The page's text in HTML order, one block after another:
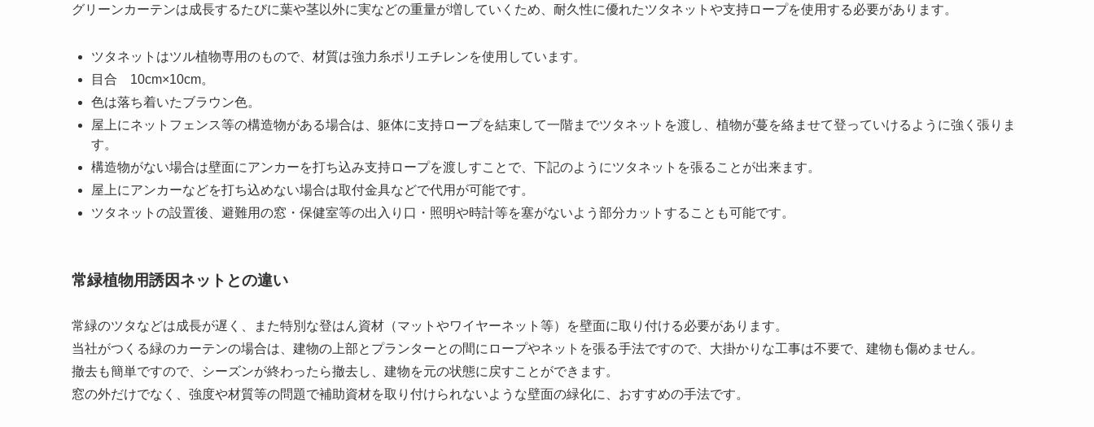
グリーンカーテンは成長するたびに葉や茎以外に実などの重量が増していくため、耐久性に優れたツタネットや支持ロープを使用する必要があります。
ツタネットはツル植物専用のもので、材質は強力糸ポリエチレンを使用しています。
目合 10cm×10cm。
色は落ち着いたブラウン色。
屋上にネットフェンス等の構造物がある場合は、躯体に支持ロープを結束して一階までツタネットを渡し、植物が蔓を絡ませて登っていけるように強く張りま
す。
構造物がない場合は壁面にアンカーを打ち込み支持ロープを渡しすことで、下記のようにツタネットを張ることが出来ます。
屋上にアンカーなどを打ち込めない場合は取付金具などで代用が可能です。
ツタネットの設置後、避難用の窓・保健室等の出入り口・照明や時計等を塞がないよう部分カットすることも可能です。
常緑植物用誘因ネットとの違い
常緑のツタなどは成長が遅く、また特別な登はん資材（マットやワイヤーネット等）を壁面に取り付ける必要があります。
当社がつくる緑のカーテンの場合は、建物の上部とプランターとの間にロープやネットを張る手法ですので、大掛かりな工事は不要で、建物も傷めません。
撤去も簡単ですので、シーズンが終わったら撤去し、建物を元の状態に戻すことができます。
窓の外だけでなく、強度や材質等の問題で補助資材を取り付けられないような壁面の緑化に、おすすめの手法です。